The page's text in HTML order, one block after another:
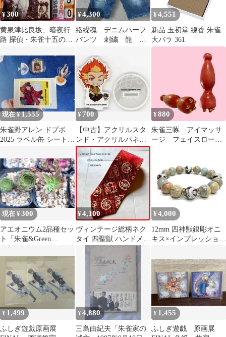
¥300
黄泉津比良坂、暗夜行
路 探偵・朱雀十五の事
¥4,300
絡繰魂 デニムハーフ
パンツ 刺繍 龍
¥ 4,551
新品 玉初堂 線香 朱雀
大バラ 361
現在 ¥1,555
朱雀野アレン ドプボ
2025 ラベル缶 シート
¥ 700
【中古】アクリルスタ
ンド・アクリルパネル
紅井朱雀 「アイドルマ
スター SideM POP UP
SHOP in なんばマルイ
トレーディングミニキ
ャラアクリルスタンド
Bグループ」
¥880
朱雀三啄 アイマッサ
ージ フェイスローラ
現在 ¥300
アエオニウム2品種セッ
ト「朱雀&Green
¥4,100
ヴィンテージ総柄ネク
タイ 四聖獣 ハンドメイ
ド 青龍 朱雀 白虎 玄武
古代文字
¥ 4,000
12mm 四神獣銀彫オニ
キス×インプレッション
ン ブレスレット天然石
運気上昇 開運 お守り
青龍 白虎 玄武 朱雀
（ゴールド）メンズ・
レディース 男性・女性
数珠ブレス 開運 [37]
¥ 1,499
ふしぎ遊戯原画展
¥4,880
三島由紀夫「朱雀家の
¥ 1,455
ふしぎ遊戯 原画展